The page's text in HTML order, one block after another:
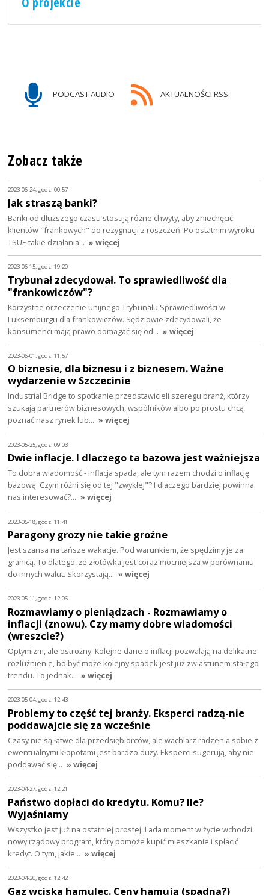
PODCAST AUDIO AKTUALNOŚCI RSS
Zobacz także
2023-06-24, godz. 00:57
Jak straszą banki?
Banki od dłuższego czasu stosują różne chwyty, aby zniechęcić
klientów "frankowych" do rezygnacji z roszczeń. Po ostatnim wyroku
TSUE takie działania… » więcej
2023-06-15, godz. 19:20
Trybunał zdecydował. To sprawiedliwość dla
"frankowiczów"?
Korzystne orzeczenie unijnego Trybunału Sprawiedliwości w
Luksemburgu dla frankowiczów. Sędziowie zdecydowali, że
konsumenci mają prawo domagać się od… » więcej
2023-06-01, godz. 11:57
O biznesie, dla biznesu i z biznesem. Ważne
wydarzenie w Szczecinie
Industrial Bridge to spotkanie przedstawicieli szeregu branż, którzy
szukają partnerów biznesowych, wspólników albo po prostu chcą
poznać nasz rynek lub… » więcej
2023-05-25, godz. 09:03
Dwie inflacje. I dlaczego ta bazowa jest ważniejsza
To dobra wiadomość - inflacja spada, ale tym razem chodzi o inflację
bazową. Czym różni się od tej "zwykłej"? I dlaczego bardziej powinna
nas interesować?… » więcej
2023-05-18, godz. 11:41
Paragony grozy nie takie groźne
Jest szansa na tańsze wakacje. Pod warunkiem, że spędzimy je za
granicą. To dlatego, że złotówka jest coraz mocniejsza w porównaniu
do innych walut. Skorzystają… » więcej
2023-05-11, godz. 12:06
Rozmawiamy o pieniądzach - Rozmawiamy o
inflacji (znowu). Czy mamy dobre wiadomości
(wreszcie?)
Optymizm, ale ostrożny. Kolejne dane o inflacji pozwalają na delikatne
rozluźnienie, bo być może kolejny spadek jest już zwiastunem stałego
trendu. To jednak… » więcej
2023-05-04, godz. 12:43
Problemy to część tej branży. Eksperci radzą-nie
poddawajcie się za wcześnie
Czasy nie są łatwe dla przedsiębiorców, ale wachlarz radzenia sobie z
ewentualnymi kłopotami jest bardzo duży. Eksperci sugerują, aby nie
poddawać się… » więcej
2023-04-27, godz. 12:21
Państwo dopłaci do kredytu. Komu? Ile?
Wyjaśniamy
Wszystko jest już na ostatniej prostej. Lada moment w życie wchodzi
nowy rządowy program, który pomoże kupić mieszkanie i spłacić
kredyt. O tym, jakie… » więcej
2023-04-20, godz. 12:42
Gaz wciska hamulec. Ceny hamują (spadną?)